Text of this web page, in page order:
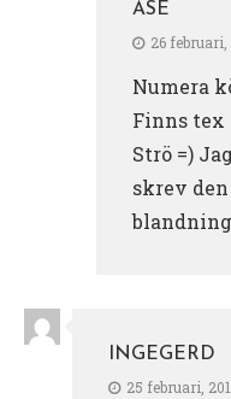
ÅSE
26 februari,
Numera
Finns tex
Strö =)
skrev
INGEGERD
25 februari,